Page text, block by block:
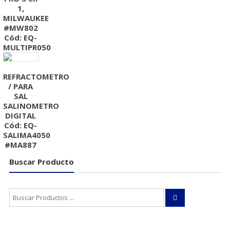
1,
MILWAUKEE
#MW802
Cód: EQ-
MULTIPR050
REFRACTOMETRO
/ PARA
SAL
SALINOMETRO
DIGITAL
Cód: EQ-
SALIMA4050
#MA887
Buscar Producto
Buscar: